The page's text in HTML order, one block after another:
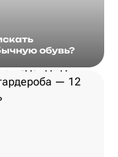
обувь?